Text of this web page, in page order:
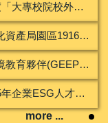
【實習保險】115學年度「大專校院校外實習學生團體保險」-新光產物保險股份有限公司
【實習訊息】文化部文化資產局園區1916工坊業者115年度暑期實習生招募
【實習訊息】「全球環境教育夥伴(GEEP)亞太中心2026年跨國實習計畫」實習生甄選
【實習訊息】環境部115年企業ESG人才培育計畫
more ...